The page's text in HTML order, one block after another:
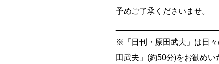
予めご了承くださいませ。
※「日刊・原田武夫」は日々
田武夫」(約50分)をお勧めい